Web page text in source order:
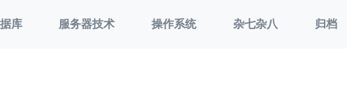
库 服务器技术 操作系统 杂七杂八 归档